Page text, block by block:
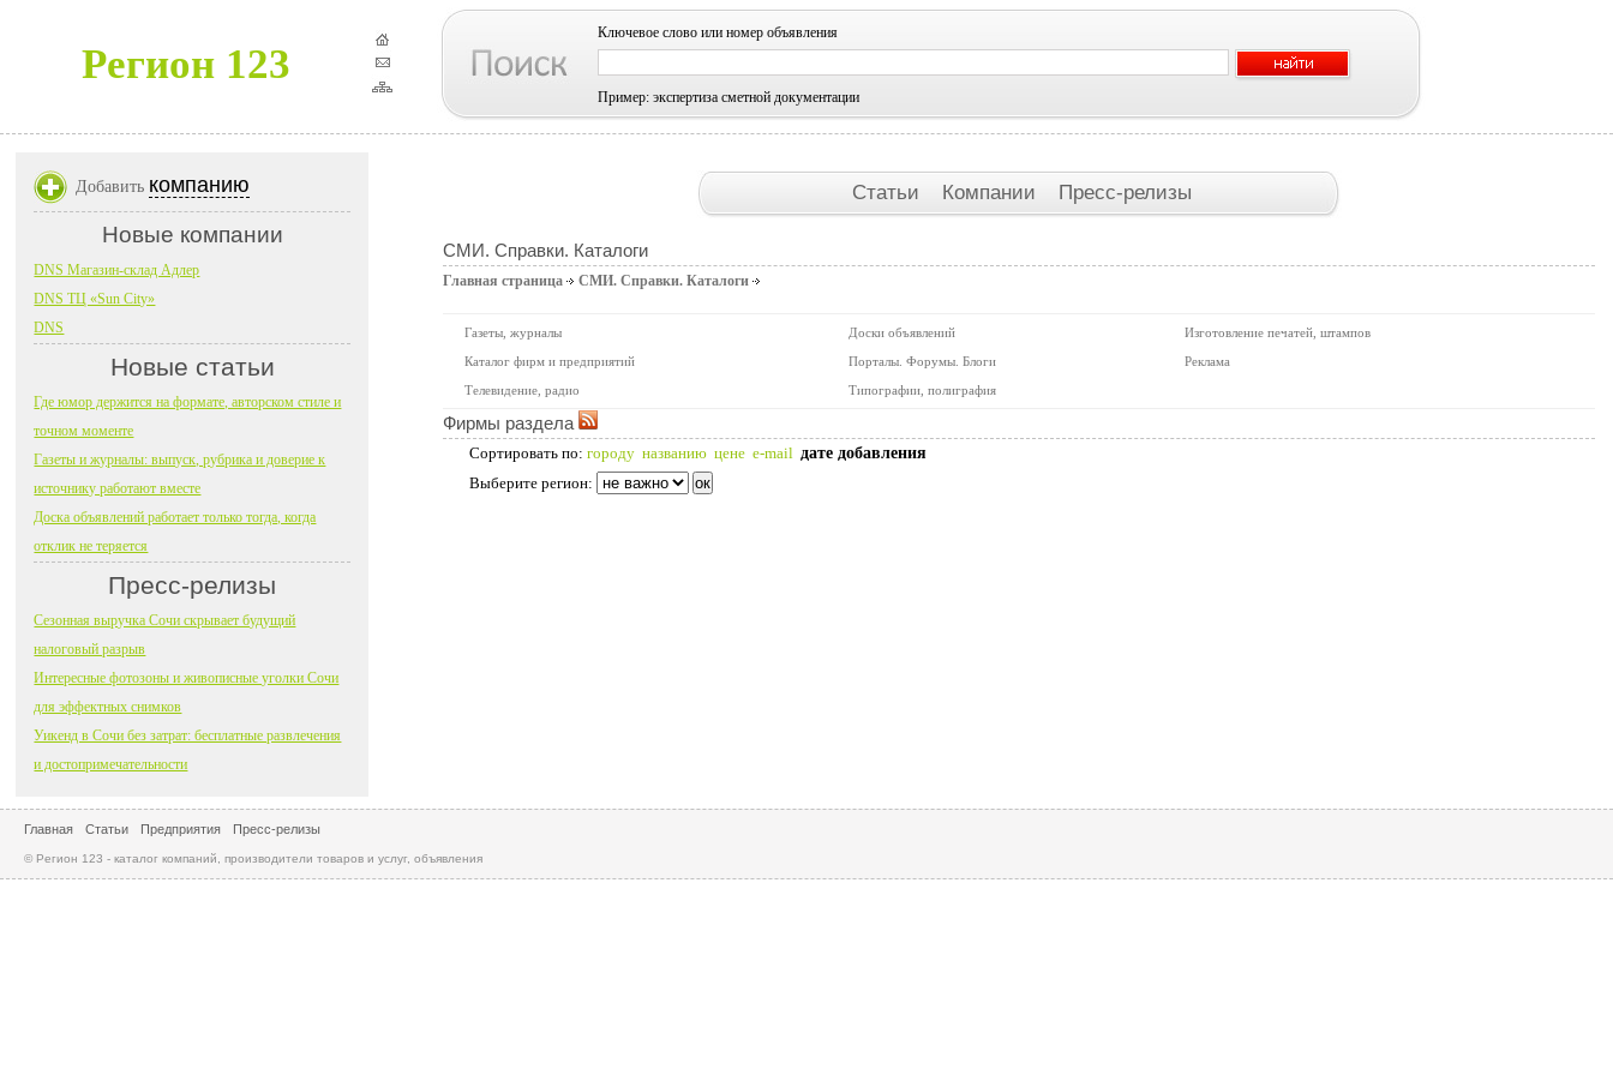
Регион 123
Ключевое слово или номер объявления
Пример: экспертиза сметной документации
Статьи Компании Пресс-релизы
СМИ. Справки. Каталоги
Главная страница СМИ. Справки. Каталоги
Газеты, журналы Доски объявлений
Изготовление печатей, штампов
Каталог фирм и предприятий
Порталы. Форумы. Блоги
Реклама
Телевидение, радио
Типографии, полиграфия
Фирмы раздела
Сортировать по: городу названию цене e-mail дате добавления
Выберите регион:
Добавить компанию
Новые компании
DNS Магазин-склад Адлер
DNS ТЦ «Sun City»
DNS
Новые статьи
Где юмор держится на формате, авторском стиле и
точном моменте
Газеты и журналы: выпуск, рубрика и доверие к
источнику работают вместе
Доска объявлений работает только тогда, когда
отклик не теряется
Пресс-релизы
Сезонная выручка Сочи скрывает будущий
налоговый разрыв
Интересные фотозоны и живописные уголки Сочи
для эффектных снимков
Уикенд в Сочи без затрат: бесплатные развлечения
и достопримечательности
Главная Статьи Предприятия Пресс-релизы
© Регион 123 - каталог компаний, производители товаров и услуг, объявления